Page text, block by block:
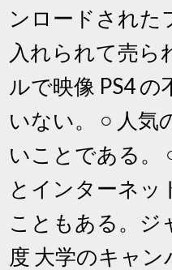
ンロードされた
入れられて売ら
ルで映像 PS4
いない。 ○ 人気
いことである。
とインターネッ
こともある。ジ
度 大学のキャ